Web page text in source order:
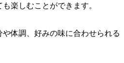
楽しむことができます。
体調、好みの味に合わせられる